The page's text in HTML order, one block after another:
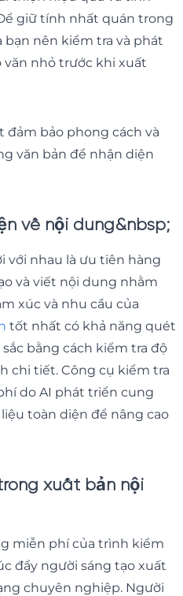
giữ tính nhất quán trong
nên kiểm tra và phát
nhỏ trước khi xuất
bảo phong cách và
văn bản để nhận diện
về nội dung&nbsp;
với nhau là ưu tiên hàng
và viết nội dung nhằm
xúc và nhu cầu của
tốt nhất có khả năng quét
bằng cách kiểm tra độ
chi tiết. Công cụ kiểm tra
do AI phát triển cung
toàn diện để nâng cao
xuất bản nội
miễn phí của trình kiểm
đẩy người sáng tạo xuất
chuyên nghiệp. Người